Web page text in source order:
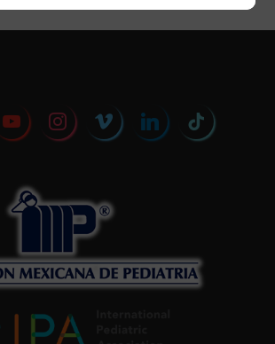
youtube instagramvimeo linkedin tiktok